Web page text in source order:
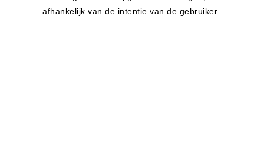
afhankelijk van de intentie van de gebruiker.